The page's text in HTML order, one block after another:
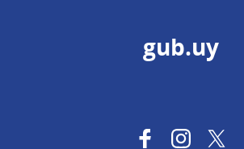
gub.uy
FacebookInstagram